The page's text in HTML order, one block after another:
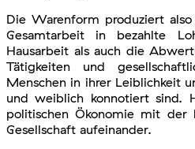
Die Warenform produziert
Gesamtarbeit in bezahlte
Hausarbeit als auch die
Tätigkeiten und
Menschen in ihrer Leiblichkeit
und weiblich konnotiert sind.
politischen Ökonomie mit der
Gesellschaft aufeinander.